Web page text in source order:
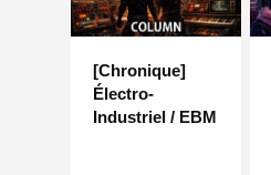
[Chronique]
Électro-
Industriel / EBM